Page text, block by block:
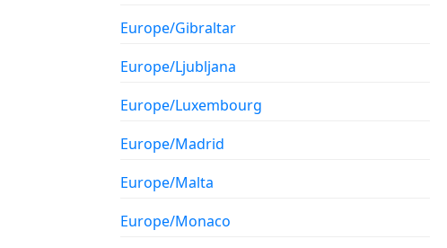
Europe/Gibraltar
Europe/Ljubljana
Europe/Luxembourg
Europe/Madrid
Europe/Malta
Europe/Monaco